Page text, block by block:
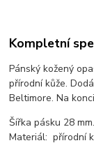
Kompletní
Pánský kožený
přírodní kůže.
Beltimore. Na
Šířka pásku 28 mm.
Materiál: přírodní